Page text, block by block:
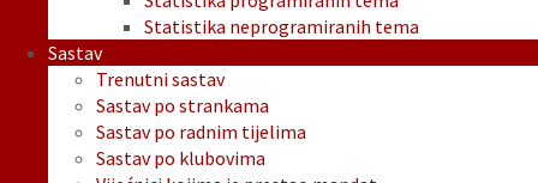
Statistika neprogramiranih tema
Sastav
Trenutni sastav
Sastav po strankama
Sastav po radnim tijelima
Sastav po klubovima